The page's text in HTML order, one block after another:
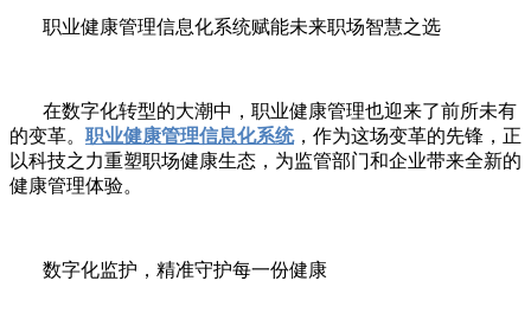
职业健康管理信息化系统赋能未来职场智慧之选
在数字化转型的大潮中，职业健康管理也迎来了前所未有
的变革。 职业健康管理信息化系统，作为这场变革的先锋，正
以科技之力重塑职场健康生态，为监管部门和企业带来全新的
健康管理体验。
数字化监护，精准守护每一份健康